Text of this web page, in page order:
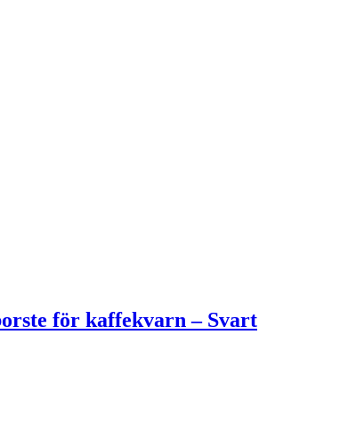
för kaffekvarn – Svart